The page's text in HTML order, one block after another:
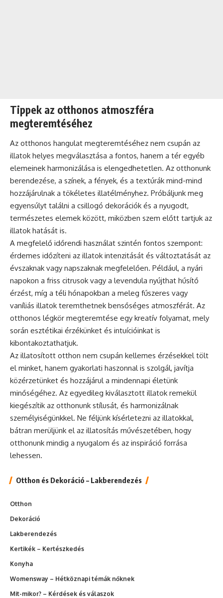
Tippek az otthonos atmoszféra
megteremtéséhez
Az otthonos hangulat megteremtéséhez nem csupán az
illatok helyes megválasztása a fontos, hanem a tér egyéb
elemeinek harmonizálása is elengedhetetlen. Az otthonunk
berendezése, a színek, a fények, és a textúrák mind-mind
hozzájárulnak a tökéletes illatélményhez. Próbáljunk meg
egyensúlyt találni a csillogó dekorációk és a nyugodt,
természetes elemek között, miközben szem előtt tartjuk az
illatok hatását is.
A megfelelő időrendi használat szintén fontos szempont:
érdemes időzíteni az illatok intenzitását és változtatását az
évszaknak vagy napszaknak megfelelően. Például, a nyári
napokon a friss citrusok vagy a levendula nyújthat hűsítő
érzést, míg a téli hónapokban a meleg fűszeres vagy
vaníliás illatok teremthetnek bensőséges atmoszférát. Az
otthonos légkör megteremtése egy kreatív folyamat, mely
során esztétikai érzékünket és intuícióinkat is
kibontakoztathatjuk.
Az illatosított otthon nem csupán kellemes érzésekkel tölt
el minket, hanem gyakorlati haszonnal is szolgál, javítja
közérzetünket és hozzájárul a mindennapi életünk
minőségéhez. Az egyedileg kiválasztott illatok remekül
kiegészítik az otthonunk stílusát, és harmonizálnak
személyiségünkkel. Ne féljünk kísérletezni az illatokkal,
bátran merüljünk el az illatosítás művészetében, hogy
otthonunk mindig a nyugalom és az inspiráció forrása
lehessen.
Otthon és Dekoráció – Lakberendezés
Otthon
Dekoráció
Lakberendezés
Kertikék – Kertészkedés
Konyha
Womensway – Hétköznapi témák nőknek
Mit-mikor? – Kérdések és válaszok